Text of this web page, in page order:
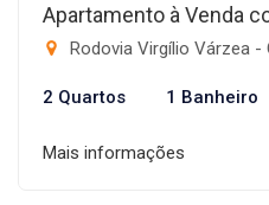
Apartamento à Venda
Rodovia Virgílio Várzea -
2 Quartos 1 Banheiro
Mais informações